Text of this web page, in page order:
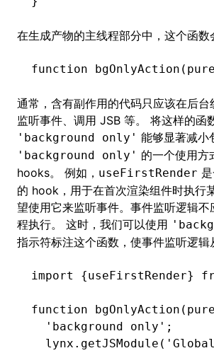
在生成产物的主线程部分中，这个函数
function bgOnlyAction
通常，含有副作用的代码只应该在后台
监听事件、调用 JSB 等。 将这样的函
'background only' 能够显著减小
'background only' 的一个使用方
hooks。 例如， useFirstRender
的 hook，用于在首次渲染组件时执行
望使用它来监听事件。事件监听逻辑
程执行。 这时，我们可以使用
指示符标注这个函数，使事件监听逻辑
import {useFirstRender}
function bgOnlyAction
  'background only'
;
  lynx
.getJSModule (